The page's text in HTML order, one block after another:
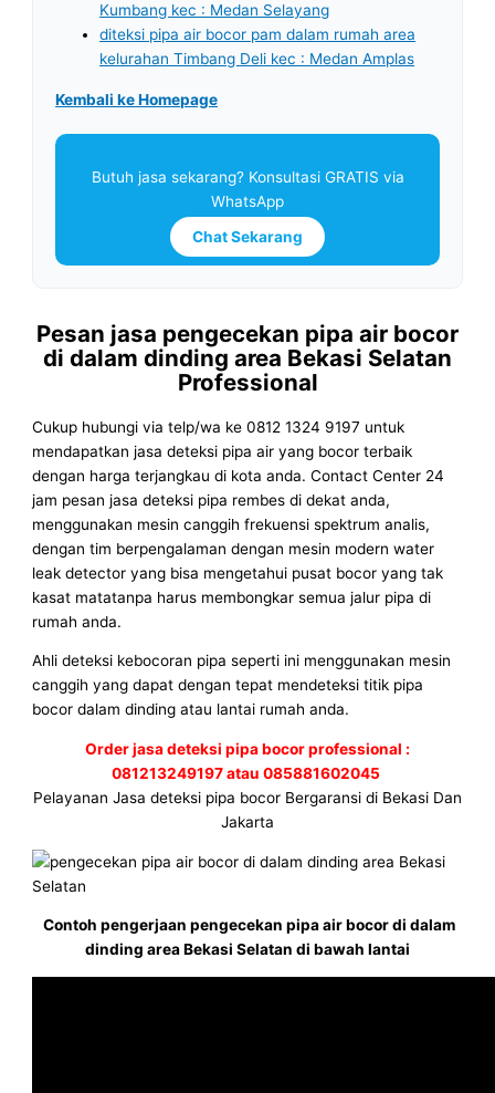
Kumbang kec : Medan Selayang
diteksi pipa air bocor pam dalam rumah area
kelurahan Timbang Deli kec : Medan Amplas
Kembali ke Homepage
Butuh jasa sekarang? Konsultasi GRATIS via
WhatsApp
Chat Sekarang
Pesan jasa pengecekan pipa air bocor
di dalam dinding area Bekasi Selatan
Professional
Cukup hubungi via telp/wa ke 0812 1324 9197 untuk
mendapatkan jasa deteksi pipa air yang bocor terbaik
dengan harga terjangkau di kota anda. Contact Center 24
jam pesan jasa deteksi pipa rembes di dekat anda,
menggunakan mesin canggih frekuensi spektrum analis,
dengan tim berpengalaman dengan mesin modern water
leak detector yang bisa mengetahui pusat bocor yang tak
kasat matatanpa harus membongkar semua jalur pipa di
rumah anda.
Ahli deteksi kebocoran pipa seperti ini menggunakan mesin
canggih yang dapat dengan tepat mendeteksi titik pipa
bocor dalam dinding atau lantai rumah anda.
Order jasa deteksi pipa bocor professional :
081213249197 atau 085881602045
Pelayanan Jasa deteksi pipa bocor Bergaransi di Bekasi Dan
Jakarta
Contoh pengerjaan pengecekan pipa air bocor di dalam
dinding area Bekasi Selatan di bawah lantai